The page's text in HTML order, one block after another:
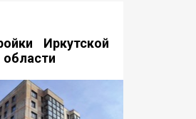
Иркутской
области